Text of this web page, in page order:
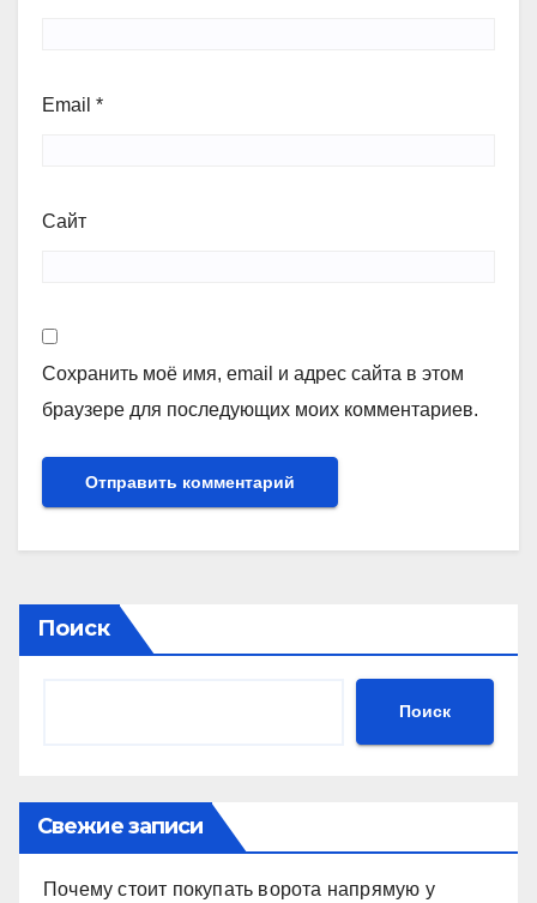
Email *
Сайт
Сохранить моё имя, email и адрес сайта в этом
браузере для последующих моих комментариев.
Поиск
Поиск
Свежие записи
Почему стоит покупать ворота напрямую у